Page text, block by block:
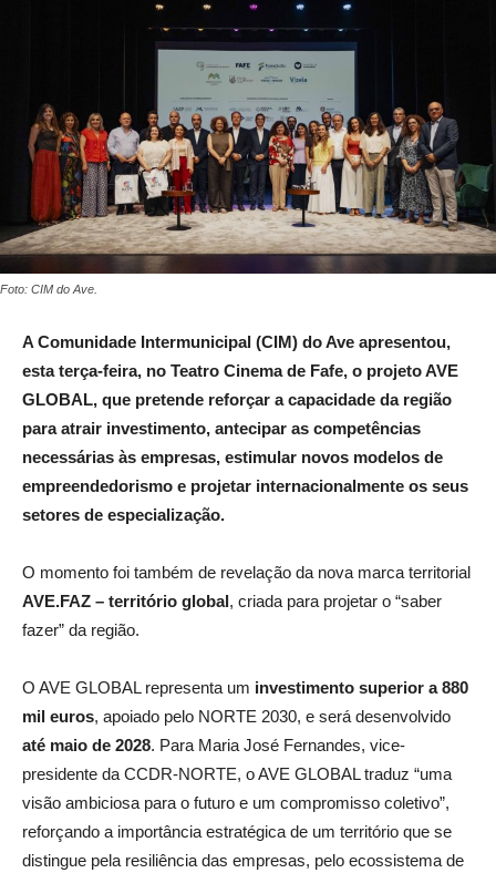
Foto: CIM do Ave.
A Comunidade Intermunicipal (CIM) do Ave apresentou,
esta terça-feira, no Teatro Cinema de Fafe, o projeto AVE
GLOBAL, que pretende reforçar a capacidade da região
para atrair investimento, antecipar as competências
necessárias às empresas, estimular novos modelos de
empreendedorismo e projetar internacionalmente os seus
setores de especialização.
O momento foi também de revelação da nova marca territorial
AVE.FAZ – território global, criada para projetar o “saber
fazer” da região.
O AVE GLOBAL representa um investimento superior a 880
mil euros, apoiado pelo NORTE 2030, e será desenvolvido
até maio de 2028. Para Maria José Fernandes, vice-
presidente da CCDR-NORTE, o AVE GLOBAL traduz “uma
visão ambiciosa para o futuro e um compromisso coletivo”,
reforçando a importância estratégica de um território que se
distingue pela resiliência das empresas, pelo ecossistema de